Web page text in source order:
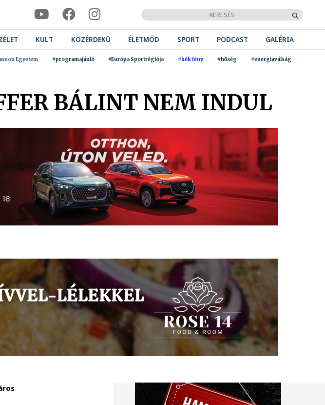
KULT KÖZÉRDEKŰ ÉLETMÓD SPORT PODCAST GALÉRIA
Egyetem #programajánló #Európa Sportrégiója #kék fény #hőség #energiaválság
BÁLINT NEM INDUL